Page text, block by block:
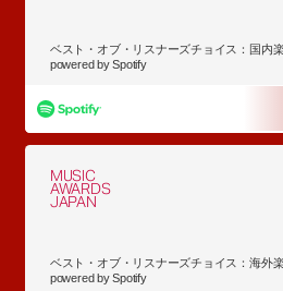
ベスト・オブ・リスナーズチョイス：国内
powered by Spotify
MUSIC
AWARDS
JAPAN
ベスト・オブ・リスナーズチョイス：海外
powered by Spotify